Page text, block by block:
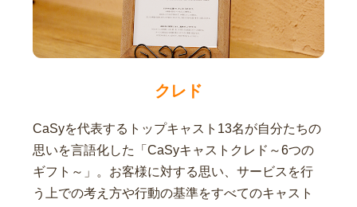
クレド
CaSyを代表するトップキャスト13名が自分たちの
思いを言語化した「CaSyキャストクレド～6つの
ギフト～」。お客様に対する思い、サービスを行
う上での考え方や行動の基準をすべてのキャスト